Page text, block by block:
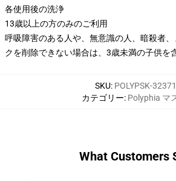
各使用後の洗浄
13歳以上の方のみのご利用
呼吸障害のある人や、無意識の人、暗殺者
クを削除できない場合は、3歳未満の子供を
SKU: POLYPSK-32371
カテゴリー: Polyphia マ
What Customers